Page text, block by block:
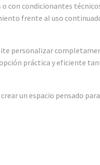
con condicionantes
frente al uso
personalizar
práctica y eficiente
un espacio pensado